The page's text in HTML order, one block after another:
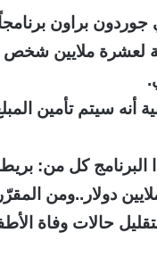
جوردون براون
لعشرة ملايين
أنه سيتم تأمين
كل من:
بريطانيا بمبلغ 410
حالات وفاة